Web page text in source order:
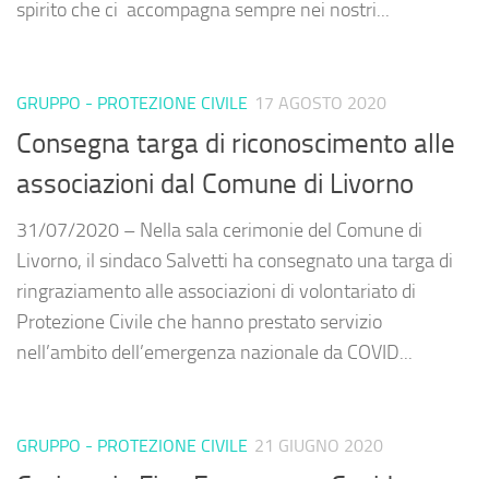
spirito che ci accompagna sempre nei nostri...
GRUPPO - PROTEZIONE CIVILE 17 AGOSTO 2020
Consegna targa di riconoscimento alle
associazioni dal Comune di Livorno
31/07/2020 – Nella sala cerimonie del Comune di
Livorno, il sindaco Salvetti ha consegnato una targa di
ringraziamento alle associazioni di volontariato di
Protezione Civile che hanno prestato servizio
nell’ambito dell’emergenza nazionale da COVID...
GRUPPO - PROTEZIONE CIVILE 21 GIUGNO 2020